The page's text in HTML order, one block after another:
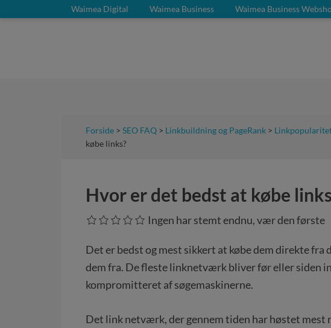
Waimea Digital Waimea Business Waimea Business
Forside > SEO FAQ > Linkbuildning og PageRank >
købe links?
Hvor er det bedst at købe
Ingen har stemt endnu, vær den første
Det er bedst og mest sikkert at købe dem direkte fra
dem fra. De fleste linknetværk bliver før eller siden
kompromitteret af søgemaskinerne.
Det link netværk, der gennem tiden har høstet mest